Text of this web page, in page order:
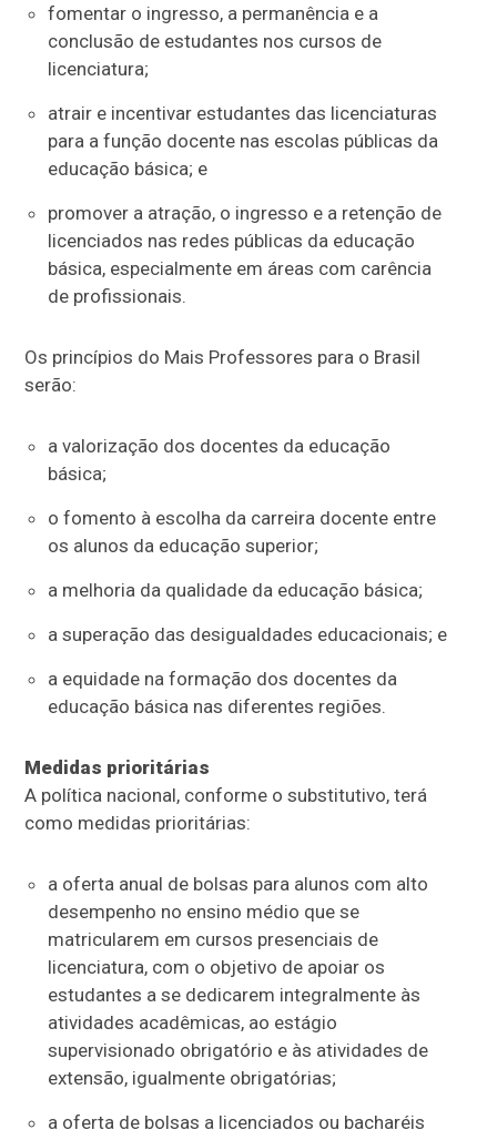
fomentar o ingresso, a permanência e a
conclusão de estudantes nos cursos de
licenciatura;
atrair e incentivar estudantes das licenciaturas
para a função docente nas escolas públicas da
educação básica; e
promover a atração, o ingresso e a retenção de
licenciados nas redes públicas da educação
básica, especialmente em áreas com carência
de profissionais.
Os princípios do Mais Professores para o Brasil
serão:
a valorização dos docentes da educação
básica;
o fomento à escolha da carreira docente entre
os alunos da educação superior;
a melhoria da qualidade da educação básica;
a superação das desigualdades educacionais; e
a equidade na formação dos docentes da
educação básica nas diferentes regiões.
Medidas prioritárias
A política nacional, conforme o substitutivo, terá
como medidas prioritárias:
a oferta anual de bolsas para alunos com alto
desempenho no ensino médio que se
matricularem em cursos presenciais de
licenciatura, com o objetivo de apoiar os
estudantes a se dedicarem integralmente às
atividades acadêmicas, ao estágio
supervisionado obrigatório e às atividades de
extensão, igualmente obrigatórias;
a oferta de bolsas a licenciados ou bacharéis